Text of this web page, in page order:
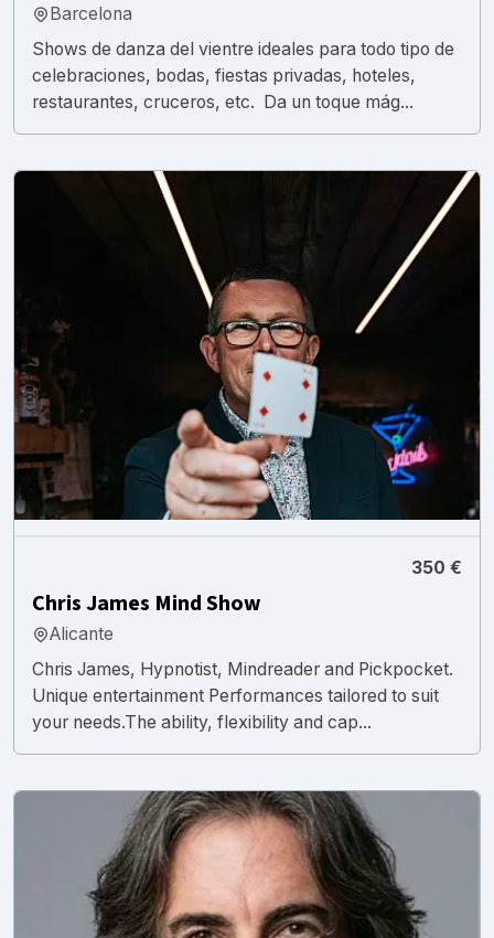
Barcelona
Shows de danza del vientre ideales para todo tipo de
celebraciones, bodas, fiestas privadas, hoteles,
restaurantes, cruceros, etc. Da un toque mág...
350 €
Chris James Mind Show
Alicante
Chris James, Hypnotist, Mindreader and Pickpocket.
Unique entertainment Performances tailored to suit
your needs.The ability, flexibility and cap...